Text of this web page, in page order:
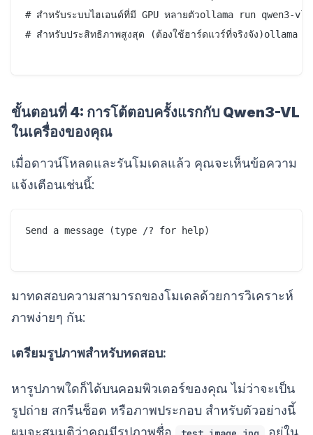
# สำหรับระบบไฮเอนด์ที่มี GPU หลายตัวollama run qwen3-
# สำหรับประสิทธิภาพสูงสุด (ต้องใช้ฮาร์ดแวร์ที่จริงจัง)ollama
ขั้นตอนที่ 4: การโต้ตอบครั้งแรกกับ Qwen3-VL
ในเครื่องของคุณ
เมื่อดาวน์โหลดและรันโมเดลแล้ว คุณจะเห็นข้อความ
แจ้งเตือนเช่นนี้:
Send a message (type /? for help)
มาทดสอบความสามารถของโมเดลด้วยการวิเคราะห์
ภาพง่ายๆ กัน:
เตรียมรูปภาพสำหรับทดสอบ:
หารูปภาพใดก็ได้บนคอมพิวเตอร์ของคุณ ไม่ว่าจะเป็น
รูปถ่าย สกรีนช็อต หรือภาพประกอบ สำหรับตัวอย่างนี้